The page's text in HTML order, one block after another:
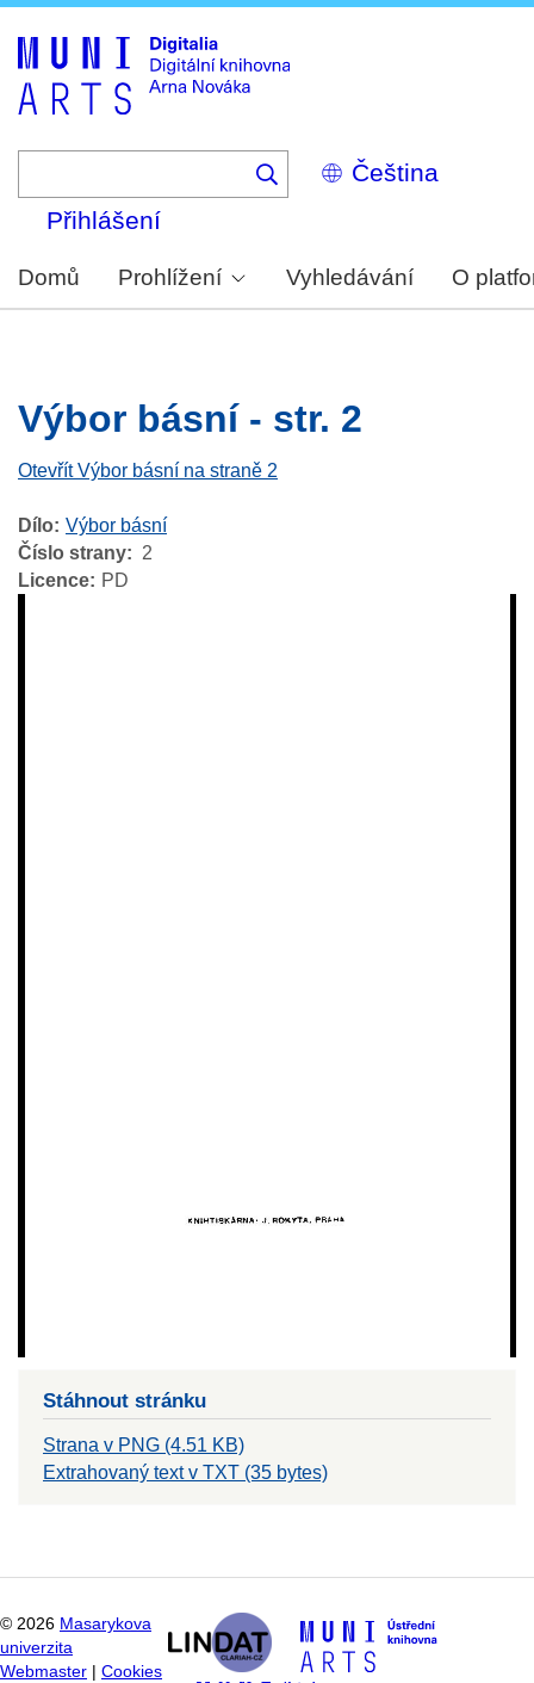
Select
your
Přihlášení
Domů Prohlížení Vyhledávání O
Výbor básní - str. 2
Otevřít Výbor básní na straně 2
Dílo Výbor básní
Číslo strany
2
Licence
PD
Stáhnout stránku
Strana v PNG (4.51 KB)
Extrahovaný text v TXT (35 bytes)
© 2026 Masarykova
univerzita
Webmaster
Cookies